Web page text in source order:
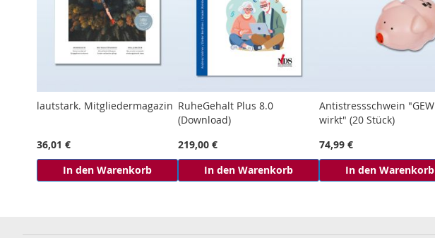
lautstark. Mitgliedermagazin
36,01 €
In den Warenkorb
RuheGehalt Plus 8.0
(Download)
219,00 €
In den Warenkorb
Antistressschwein "GEW
wirkt" (20 Stück)
74,99 €
In den Warenkorb